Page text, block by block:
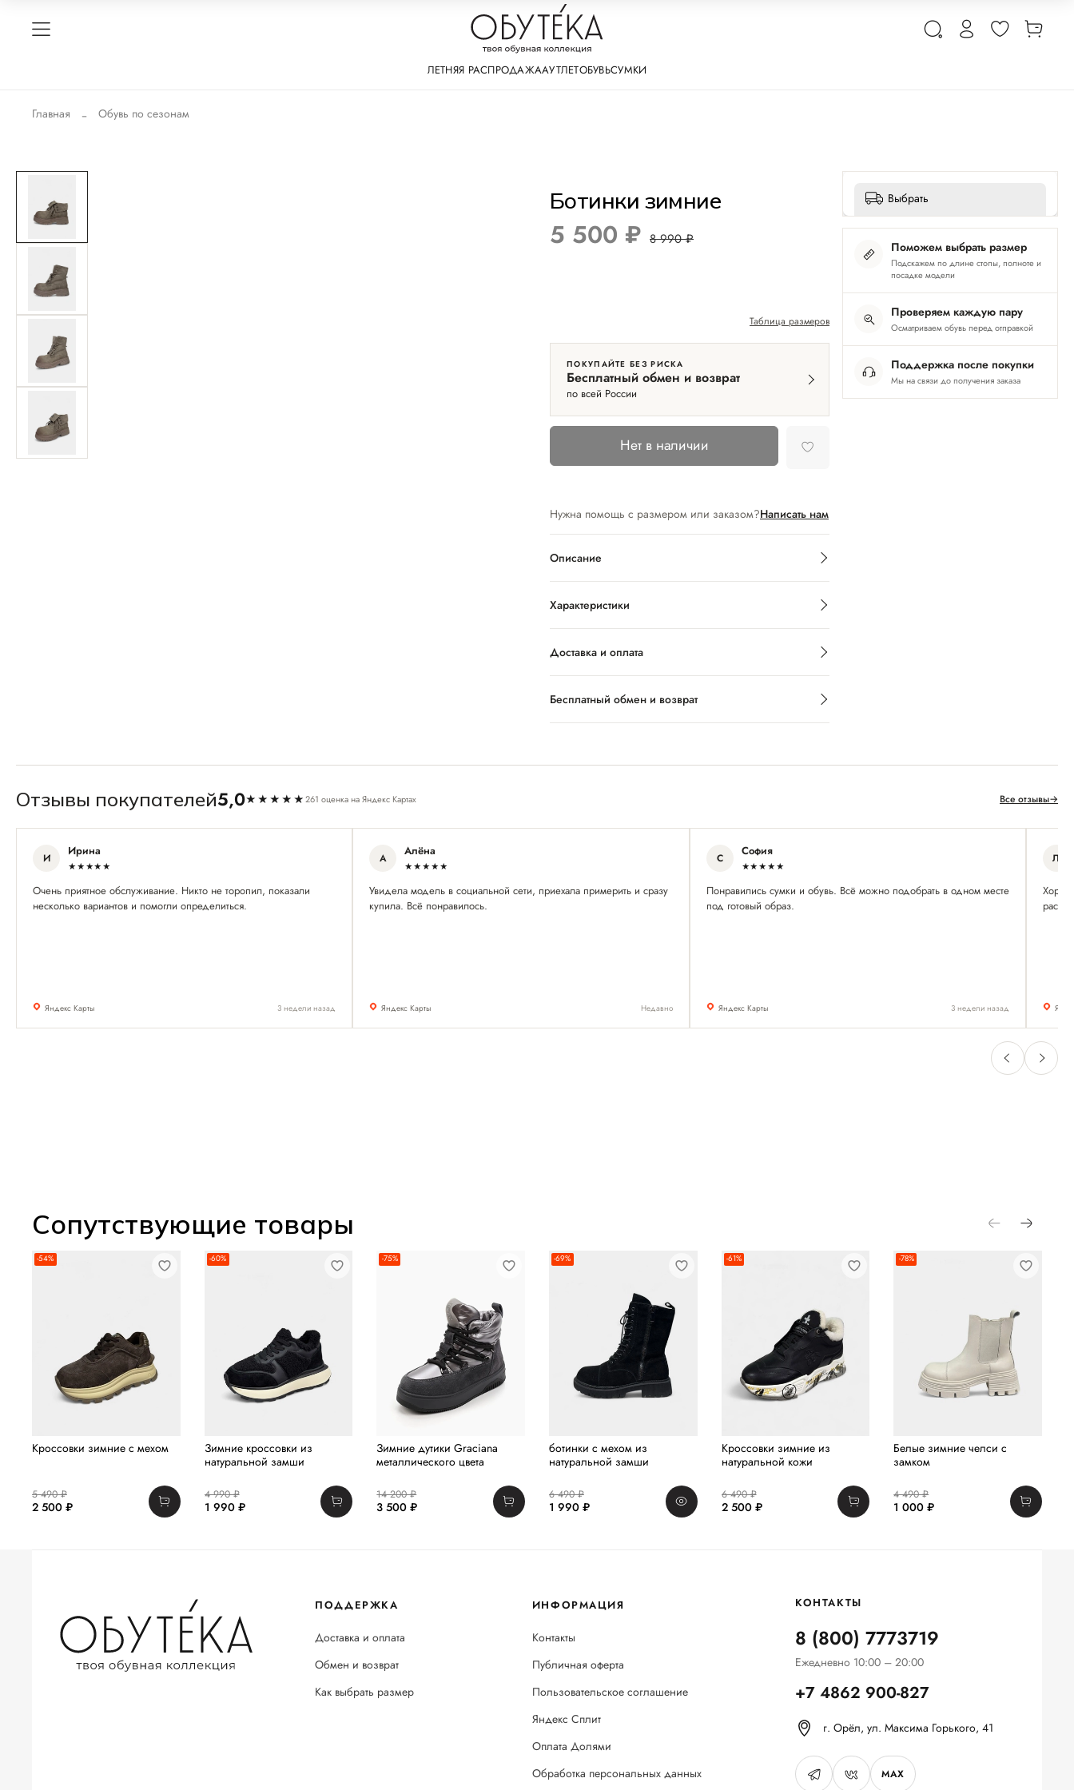
ЛЕТНЯЯ РАСПРОДАЖААУТЛЕТОБУВЬСУМКИ
Главная Обувь по сезонам
Ботинки зимние
5 500 ₽ 8 990 ₽
Таблица размеров
ПОКУПАЙТЕ БЕЗ РИСКА
Бесплатный обмен и возврат
по всей России
Нет в наличии
Нужна помощь с размером или заказом?Написать нам
Описание
Характеристики
Доставка и оплата
Бесплатный обмен и возврат
Выбрать
Поможем выбрать размер
Подскажем по длине стопы, полноте и
посадке модели
Проверяем каждую пару
Осматриваем обувь перед отправкой
Поддержка после покупки
Мы на связи до получения заказа
Отзывы покупателей5,0★★★★★261 оценка на Яндекс Картах Все отзывы→
И Ирина
★★★★★
Очень приятное обслуживание. Никто не торопил, показали
несколько вариантов и помогли определиться.
Яндекс Карты 3 недели назад
А Алёна
★★★★★
Увидела модель в социальной сети, приехала примерить и сразу
купила. Всё понравилось.
Яндекс Карты Недавно
С София
★★★★★
Понравились сумки и обувь. Всё можно подобрать в одном месте
под готовый образ.
Яндекс Карты 3 недели назад
Л
Сопутствующие товары
-54%
Кроссовки зимние с мехом
5 490 ₽
2 500 ₽
-60%
Зимние кроссовки из
натуральной замши
4 990 ₽
1 990 ₽
-75%
Зимние дутики Graciana
металлического цвета
14 200 ₽
3 500 ₽
-69%
ботинки с мехом из
натуральной замши
6 490 ₽
1 990 ₽
-61%
Кроссовки зимние из
натуральной кожи
6 490 ₽
2 500 ₽
-78%
Белые зимние челси с
замком
4 490 ₽
1 000 ₽
ПОДДЕРЖКА
Доставка и оплата
Обмен и возврат
Как выбрать размер
ИНФОРМАЦИЯ
Контакты
Публичная оферта
Пользовательское соглашение
Яндекс Сплит
Оплата Долями
Обработка персональных данных
КОНТАКТЫ
8 (800) 7773719
Ежедневно 10:00 – 20:00
+7 4862 900-827
г. Орёл, ул. Максима Горького, 41
MAX